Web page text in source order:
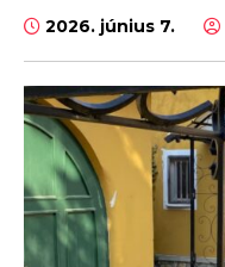
2026. június 7.